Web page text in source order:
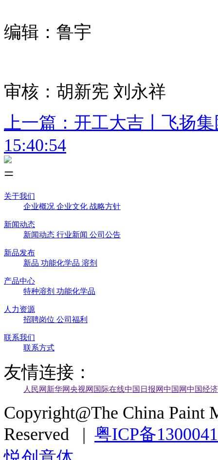
编辑：鲁宇
审核：胡新宪 刘永祥
上一篇：开工大吉丨飞扬
15:40:54
关于我们
企业概况 企业文化 战略方针
新闻动态
新闻动态 行业新闻 公司公告
新品发布
新品 功能化学品 溶剂
产品中心
特种溶剂 功能化学品
人力资源
招聘岗位 公司福利
联系我们
联系方式
友情连接：
人民网 新华网央视网 国际在线中国日报网中国网中国经
Copyright@The China Paint
Reserved | 粤ICP备